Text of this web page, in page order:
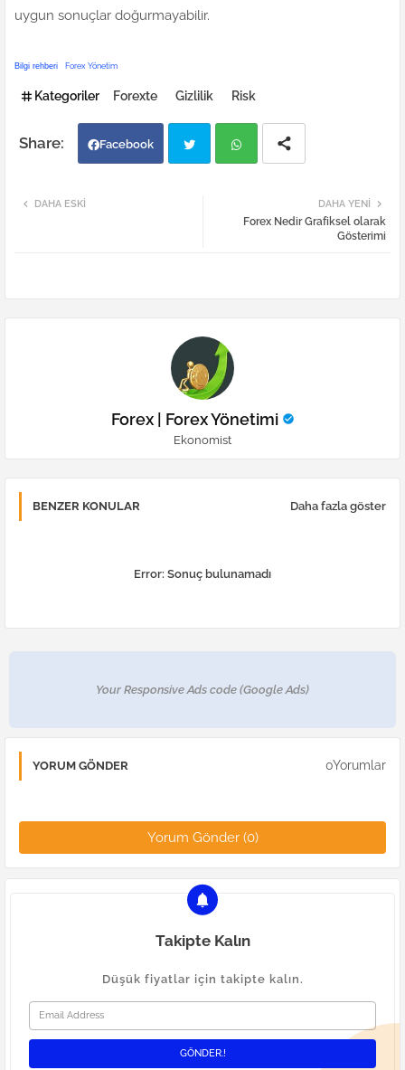
uygun sonuçlar doğurmayabilir.
Bilgi rehberi Forex Yönetim
Kategoriler Forexte Gizlilik Risk
Facebook
atsa
DAHA YENI
Forex Nedir Grafiksel olarak
Gösterimi
DAHA ESKI
Forex | Forex Yönetimi
Ekonomist
BENZER KONULAR Daha fazla göster
Error: Sonuç bulunamadı
Your Responsive Ads code (Google Ads)
YORUM GÖNDER 0Yorumlar
Yorum Gönder (0)
Takipte Kalın
Düşük fiyatlar için takipte kalın.